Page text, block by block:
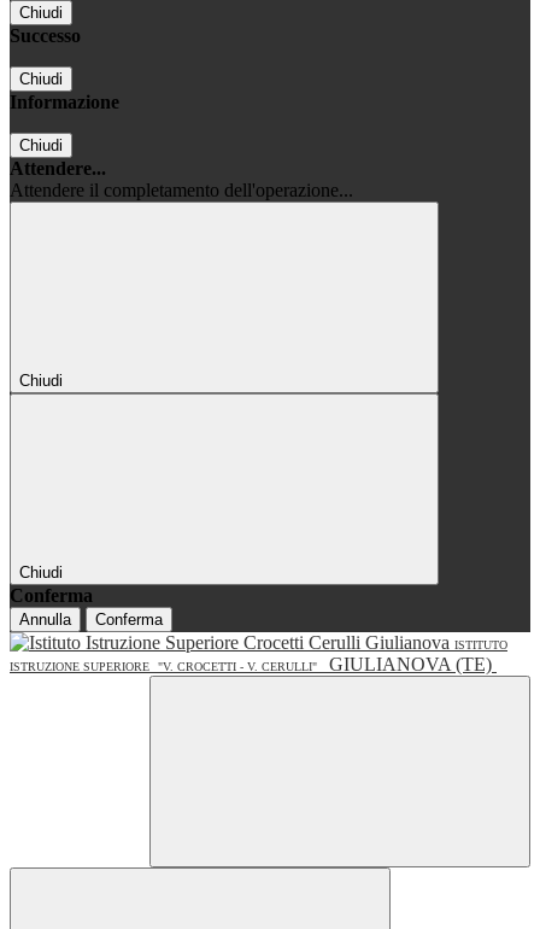
Chiudi
Successo
Chiudi
Informazione
Chiudi
Attendere...
Attendere il completamento dell'operazione...
Chiudi
Chiudi
Conferma
Annulla Conferma
ISTITUTO
ISTRUZIONE SUPERIORE
"V. CROCETTI - V. CERULLI" GIULIANOVA (TE)